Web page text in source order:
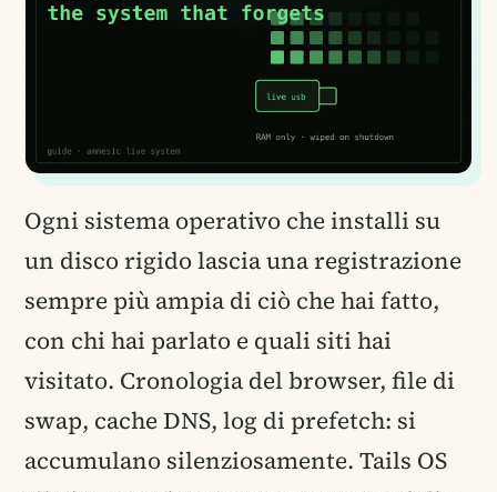
Ogni sistema operativo che installi su
un disco rigido lascia una registrazione
sempre più ampia di ciò che hai fatto,
con chi hai parlato e quali siti hai
visitato. Cronologia del browser, file di
swap, cache DNS, log di prefetch: si
accumulano silenziosamente. Tails OS